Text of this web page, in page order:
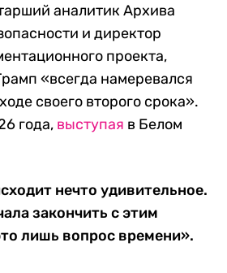
аналитик Архива
и директор
проекта,
«всегда намеревался
своего второго срока».
года, выступая в Белом
нечто удивительное.
закончить с этим
лишь вопрос времени».